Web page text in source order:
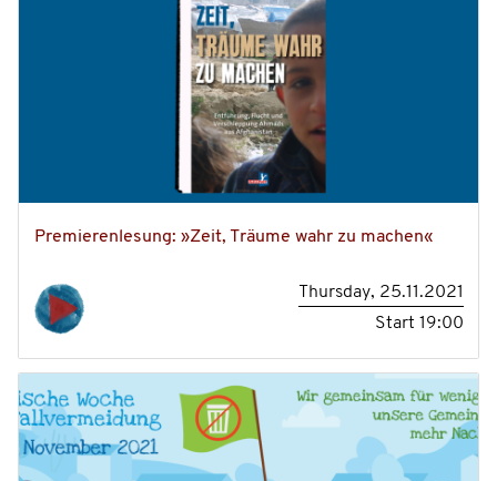
Premierenlesung: »Zeit, Träume wahr zu machen«
Thursday, 25.11.2021
Start19:00